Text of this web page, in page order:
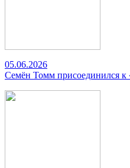
05.06.2026
Семён Томм присоединился к